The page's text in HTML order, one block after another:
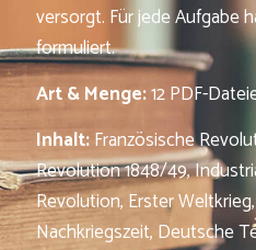
versorgt. Für jede Aufgabe
formuliert.
Art & Menge:12 PDF-
Inhalt:Französische
Revolution 1848/49,
Revolution, Erster
Nachkriegszeit, Deutsche